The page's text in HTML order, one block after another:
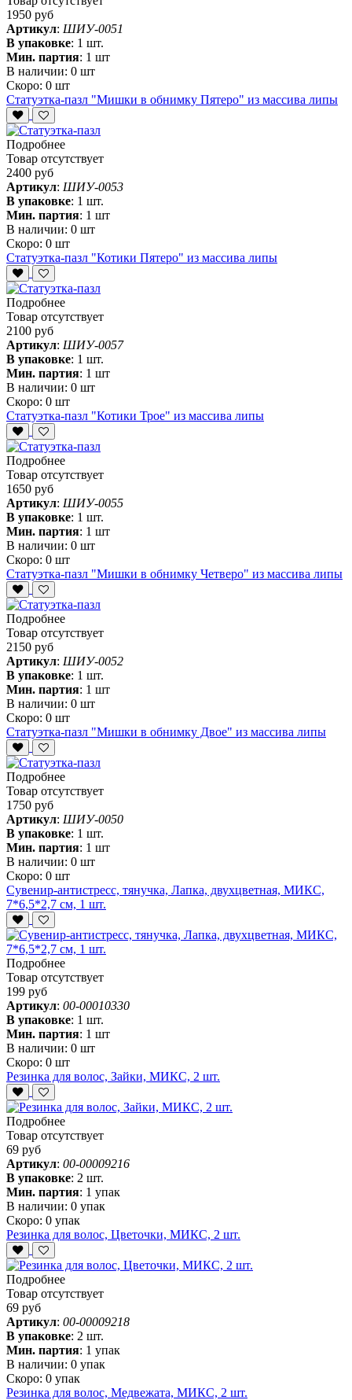
1950 руб
Артикул: ШИУ-0051
В упаковке: 1 шт.
Мин. партия: 1 шт
В наличии: 0 шт
Скоро: 0 шт
Статуэтка-пазл "Мишки в обнимку Пятеро" из массива липы
Подробнее
Товар отсутствует
2400 руб
Артикул: ШИУ-0053
В упаковке: 1 шт.
Мин. партия: 1 шт
В наличии: 0 шт
Скоро: 0 шт
Статуэтка-пазл "Котики Пятеро" из массива липы
Подробнее
Товар отсутствует
2100 руб
Артикул: ШИУ-0057
В упаковке: 1 шт.
Мин. партия: 1 шт
В наличии: 0 шт
Скоро: 0 шт
Статуэтка-пазл "Котики Трое" из массива липы
Подробнее
Товар отсутствует
1650 руб
Артикул: ШИУ-0055
В упаковке: 1 шт.
Мин. партия: 1 шт
В наличии: 0 шт
Скоро: 0 шт
Статуэтка-пазл "Мишки в обнимку Четверо" из массива липы
Подробнее
Товар отсутствует
2150 руб
Артикул: ШИУ-0052
В упаковке: 1 шт.
Мин. партия: 1 шт
В наличии: 0 шт
Скоро: 0 шт
Статуэтка-пазл "Мишки в обнимку Двое" из массива липы
Подробнее
Товар отсутствует
1750 руб
Артикул: ШИУ-0050
В упаковке: 1 шт.
Мин. партия: 1 шт
В наличии: 0 шт
Скоро: 0 шт
Сувенир-антистресс, тянучка, Лапка, двухцветная, МИКС,
7*6,5*2,7 см, 1 шт.
Подробнее
Товар отсутствует
199 руб
Артикул: 00-00010330
В упаковке: 1 шт.
Мин. партия: 1 шт
В наличии: 0 шт
Скоро: 0 шт
Резинка для волос, Зайки, МИКС, 2 шт.
Подробнее
Товар отсутствует
69 руб
Артикул: 00-00009216
В упаковке: 2 шт.
Мин. партия: 1 упак
В наличии: 0 упак
Скоро: 0 упак
Резинка для волос, Цветочки, МИКС, 2 шт.
Подробнее
Товар отсутствует
69 руб
Артикул: 00-00009218
В упаковке: 2 шт.
Мин. партия: 1 упак
В наличии: 0 упак
Скоро: 0 упак
Резинка для волос, Медвежата, МИКС, 2 шт.